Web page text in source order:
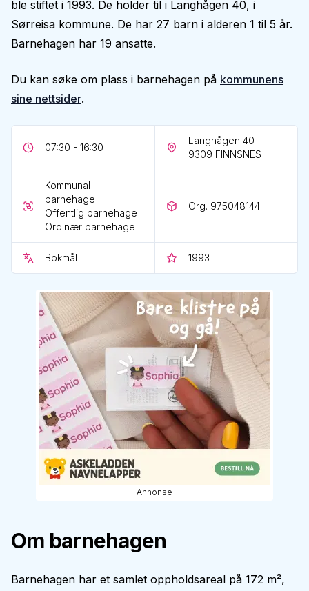
ble stiftet i 1993. De holder til i Langhågen 40, i
Sørreisa kommune. De har 27 barn i alderen 1 til 5 år.
Barnehagen har 19 ansatte.
Du kan søke om plass i barnehagen på kommunens
sine nettsider.
07:30 - 16:30
Langhågen 40
9309 FINNSNES
Kommunal
barnehage
Offentlig barnehage
Ordinær barnehage
Org. 975048144
Bokmål 1993
Annonse
Om barnehagen
Barnehagen har et samlet oppholdsareal på 172 m²,